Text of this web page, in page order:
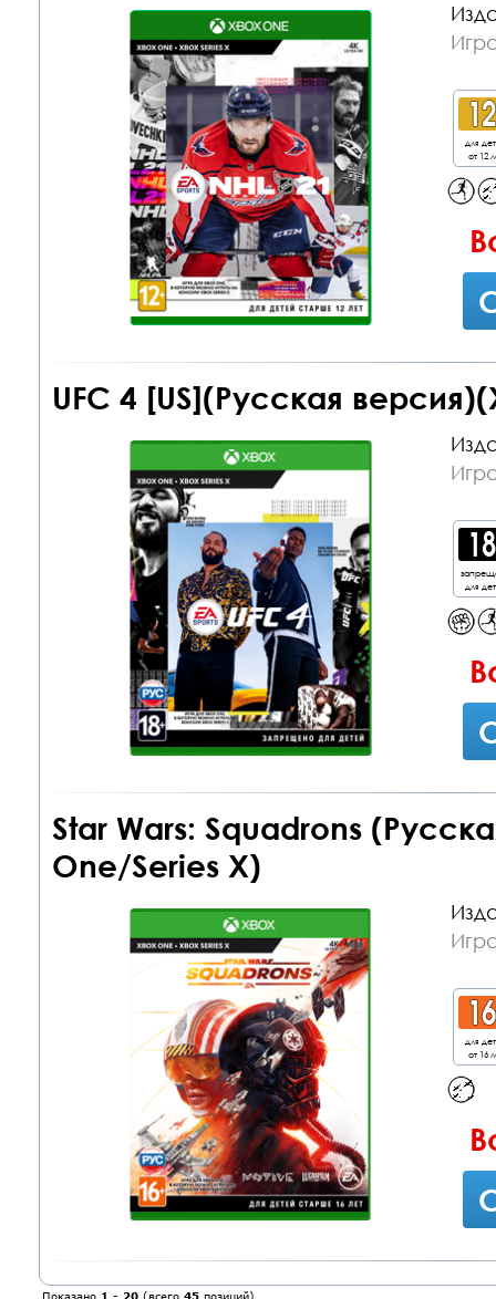
для
от 12
UFC 4 [US](Русская
для
Star Wars: Squadrons
One/Series X)
для
от 16
Показано 1 - 20 (всего 45 позиций)